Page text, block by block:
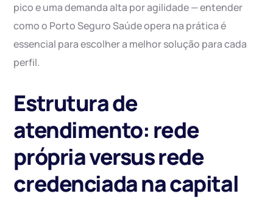
pico e uma demanda alta por agilidade — entender
como o Porto Seguro Saúde opera na prática é
essencial para escolher a melhor solução para cada
perfil.
Estrutura de
atendimento: rede
própria versus rede
credenciada na capital